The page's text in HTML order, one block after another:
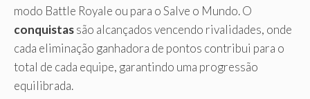
modo Battle Royale ou para o Salve o Mundo. O
conquistassão alcançados vencendo rivalidades, onde
cada eliminação ganhadora de pontos contribui para o
total de cada equipe, garantindo uma progressão
equilibrada.